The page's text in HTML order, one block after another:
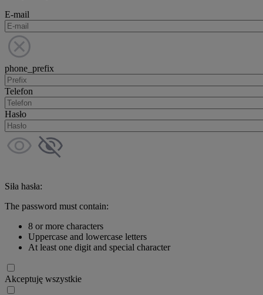
E-mail
phone_prefix
Telefon
Hasło
Siła hasła:
The password must contain:
8 or more characters
Uppercase and lowercase letters
At least one digit and special character
Akceptuję wszystkie